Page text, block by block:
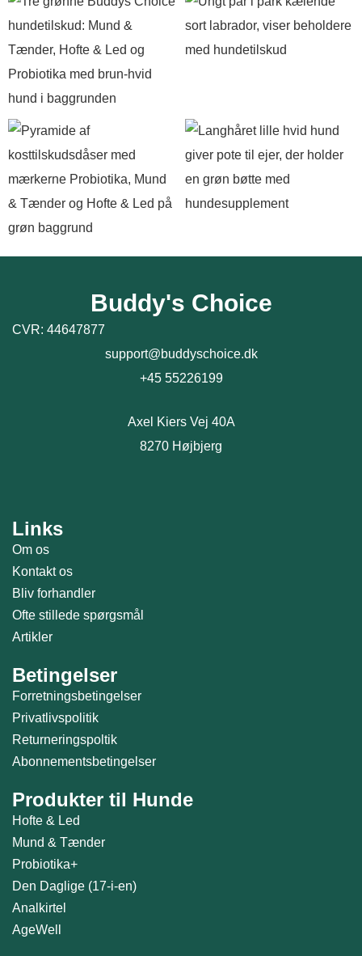
Buddy's Choice
CVR: 44647877
support@buddyschoice.dk
+45 55226199
Axel Kiers Vej 40A
8270 Højbjerg
Links
Om os
Kontakt os
Bliv forhandler
Ofte stillede spørgsmål
Artikler
Betingelser
Forretningsbetingelser
Privatlivspolitik
Returneringspoltik
Abonnementsbetingelser
Produkter til Hunde
Hofte & Led
Mund & Tænder
Probiotika+
Den Daglige (17-i-en)
Analkirtel
AgeWell